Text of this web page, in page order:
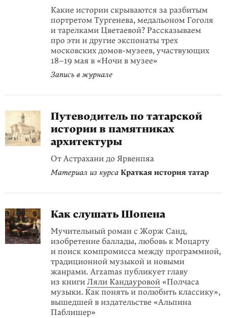
Какие истории скрываются за разбитым
портретом Тургенева, медальоном Гоголя
и тарелками Цветаевой? Рассказываем
про эти и другие экспонаты трех
московских домов-музеев, участвующих
18–19 мая в «Ночи в музее»
Запись в журнале
Путеводитель по татарской
истории в памятниках
архитектуры
От Астрахани до Ярвенпяа
Материал из курса Краткая история татар
Как слушать Шопена
Мучительный роман с Жорж Санд,
изобретение баллады, любовь к Моцарту
и поиск компромисса между программной,
традиционной музыкой и новыми
жанрами. Arzamas публикует главу
из книги Ляли Кандауровой «Полчаса
музыки. Как понять и полюбить классику»,
вышедшей в издательстве «Альпина
Паблишер»